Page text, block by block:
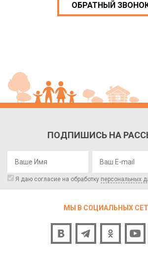
ОБРАТНЫЙ
ПОДПИШИСЬ НА
Я даю согласие на обработку персональных
МЫ В СОЦИАЛЬНЫХ